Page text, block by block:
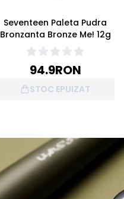
Seventeen Paleta Pudra
Bronzanta Bronze Me! 12g
94.9RON
STOC EPUIZAT